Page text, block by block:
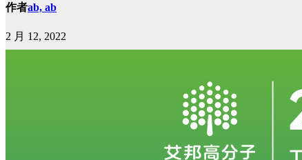
作者ab, ab
2 月 12, 2022